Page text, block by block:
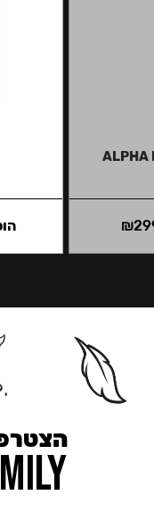
ALPHA
₪